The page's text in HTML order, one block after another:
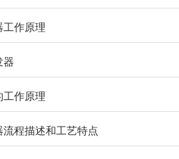
工作原理
器
工作原理
程描述和工艺特点